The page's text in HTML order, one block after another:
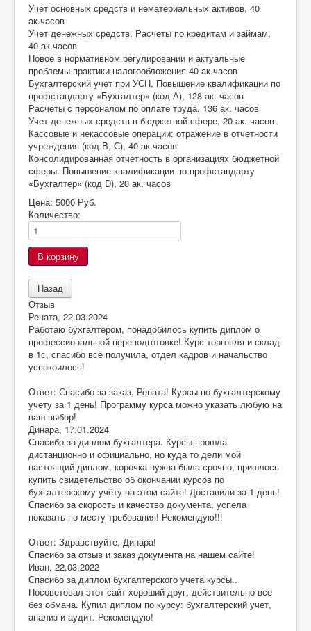
Учет основных средств и нематериальных активов, 40
ак.часов
Учет денежных средств. Расчеты по кредитам и займам,
40 ак.часов
Новое в нормативном регулировании и актуальные
проблемы практики налогообложения 40 ак.часов
Бухгалтерский учет при УСН. Повышение квалификации по
профстандарту «Бухгалтер» (код А), 128 ак. часов
Расчеты с персоналом по оплате труда, 136 ак. часов
Учет денежных средств в бюджетной сфере, 20 ак. часов
Кассовые и некассовые операции: отражение в отчетности
учреждения (код В, С), 40 ак.часов
Консолидированная отчетность в организациях бюджетной
сферы. Повышение квалификации по профстандарту
«Бухгалтер» (код D), 20 ак. часов
Цена: 5000 Руб.
Количество:
Отзыв
Рената, 22.03.2024
Работаю бухгалтером, понадобилось купить диплом о
профессиональной переподготовке! Курс торговля и склад
в 1с, спасибо всё получила, отдел кадров и начальство
успокоилось!
Ответ: Спасибо за заказ, Рената! Курсы по бухгалтерскому
учету за 1 день! Программу курса можно указать любую на
ваш выбор!
Динара, 17.01.2024
Спасибо за диплом бухгалтера. Курсы прошла
дистанционно и официально, но куда то дели мой
настоящий диплом, корочка нужна была срочно, пришлось
купить свидетельство об окончании курсов по
бухгалтерскому учёту на этом сайте! Доставили за 1 день!
Спасибо за скорость и качество документа, успела
показать по месту требования! Рекомендую!!!
Ответ: Здравствуйте, Динара!
Спасибо за отзыв и заказ документа на нашем сайте!
Иван, 22.03.2022
Спасибо за диплом бухгалтерского учета курсы..
Посоветовал этот сайт хороший друг, действительно все
без обмана. Купил диплом по курсу: бухгалтерский учет,
анализ и аудит. Рекомендую!